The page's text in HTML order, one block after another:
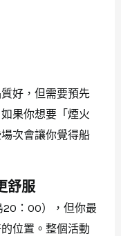
好，但需要預先
果你想要「煙火
次會讓你覺得船
舒服
20：00），但你最
位置。整個活動